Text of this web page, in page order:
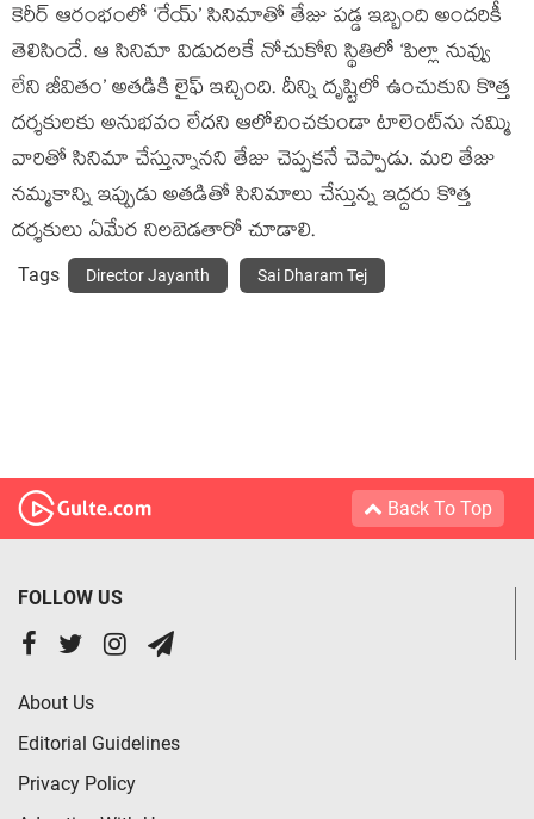
కెరీర్ ఆరంభంలో ‘రేయ్’ సినిమాతో తేజు పడ్డ ఇబ్బంది అందరికీ
తెలిసిందే. ఆ సినిమా విడుదలకే నోచుకోని స్థితిలో ‘పిల్లా నువ్వు
లేని జీవితం’ అతడికి లైఫ్ ఇచ్చింది. దీన్ని దృష్టిలో ఉంచుకుని కొత్త
దర్శకులకు అనుభవం లేదని ఆలోచించకుండా టాలెంట్‌ను నమ్మి
వారితో సినిమా చేస్తున్నానని తేజు చెప్పకనే చెప్పాడు. మరి తేజు
నమ్మకాన్ని ఇప్పుడు అతడితో సినిమాలు చేస్తున్న ఇద్దరు కొత్త
దర్శకులు ఏమేర నిలబెడతారో చూడాలి.
Tags Director Jayanth Sai Dharam Tej
Back To Top
FOLLOW US
About Us
Editorial Guidelines
Privacy Policy